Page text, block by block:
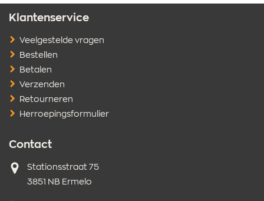
Klantenservice
Veelgestelde vragen
Bestellen
Betalen
Verzenden
Retourneren
Herroepingsformulier
Contact
Adres
Stationsstraat 75
3851 NB Ermelo